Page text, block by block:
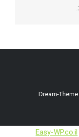
Easy-WP.co.il